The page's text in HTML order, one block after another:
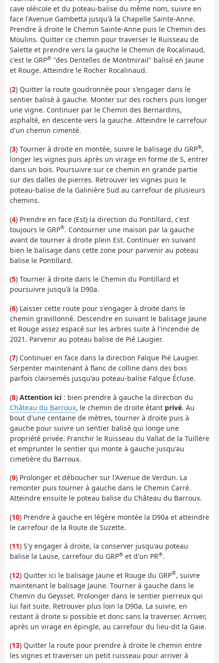
cave oléicole et du poteau-balise du même nom, suivre en
face l'Avenue Gambetta jusqu'à la Chapelle Sainte-Anne.
Prendre à droite le Chemin Sainte-Anne puis le Chemin des
Moulins. Quitter ce chemin pour traverser le Ruisseau de
Salette et prendre vers la gauche le Chemin de Rocalinaud,
c'est le GRP® "des Dentelles de Montmirail" balisé en Jaune
et Rouge. Atteindre le Rocher Rocalinaud.
(2) Quitter la route goudronnée pour s'engager dans le
sentier balisé à gauche. Monter sur des rochers puis longer
une vigne. Continuer par le Chemin des Bernardins,
asphalté, en descente vers la gauche. Atteindre le carrefour
d'un chemin cimenté.
(3) Tourner à droite en montée, suivre le balisage du GRP®,
longer les vignes puis après un virage en forme de S, entrer
dans un bois. Poursuivre sur ce chemin en grande partie
sur des dalles de pierres. Retrouver les vignes puis le
poteau-balise de la Galinière Sud au carrefour de plusieurs
chemins.
(4) Prendre en face (Est) la direction du Pontillard, c'est
toujours le GRP®. Contourner une maison par la gauche
avant de tourner à droite plein Est. Continuer en suivant
bien le balisage dans cette zone pour parvenir au poteau
balise le Pontillard.
(5) Tourner à droite dans le Chemin du Pontillard et
poursuivre jusqu'à la D90a.
(6) Laisser cette route pour s'engager à droite dans le
chemin gravillonné. Descendre en suivant le balisage Jaune
et Rouge assez espacé sur les arbres suite à l'incendie de
2021. Parvenir au poteau balise de Pié Laugier.
(7) Continuer en face dans la direction Falque Pié Laugier.
Serpenter maintenant à flanc de colline dans des bois
parfois clairsemés jusqu'au poteau-balise Falque Écluse.
(8) Attention ici : bien prendre à gauche la direction du
Château du Barroux, le chemin de droite étant privé. Au
bout d'une centaine de mètres, tourner à droite puis à
gauche pour suivre un sentier balisé qui longe une
propriété privée. Franchir le Ruisseau du Vallat de la Tuillère
et emprunter le sentier qui monte à gauche jusqu'au
cimetière du Barroux.
(9) Prolonger et déboucher sur l'Avenue de Verdun. La
remonter puis tourner à gauche dans le Chemin Carré.
Atteindre ensuite le poteau balise du Château du Barroux.
(10) Prendre à gauche en légère montée la D90a et atteindre
le carrefour de la Route de Suzette.
(11) S'y engager à droite, la conserver jusqu'au poteau
balise la Lause, carrefour du GRP® et d'un PR®.
(12) Quitter ici le balisage Jaune et Rouge du GRP®, suivre
maintenant le balisage Jaune. Tourner à gauche dans le
Chemin du Geysset. Prolonger dans le sentier pierreux qui
lui fait suite. Retrouver plus loin la D90a. La suivre, en
restant à droite si possible et donc sans la traverser. Arriver,
après un virage en épingle, au carrefour du lieu-dit la Gaie.
(13) Quitter la route pour prendre à droite le chemin entre
les vignes et traverser un petit ruisseau pour arriver à